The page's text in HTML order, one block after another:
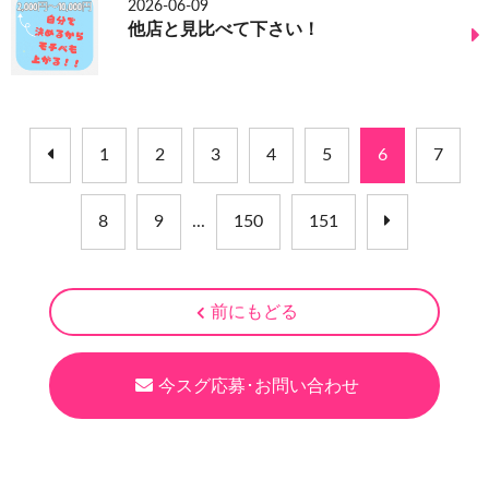
2026-06-09
他店と見比べて下さい！
1 2 3 4 5 6 7
8 9 ... 150 151
前にもどる
今スグ応募･お問い合わせ